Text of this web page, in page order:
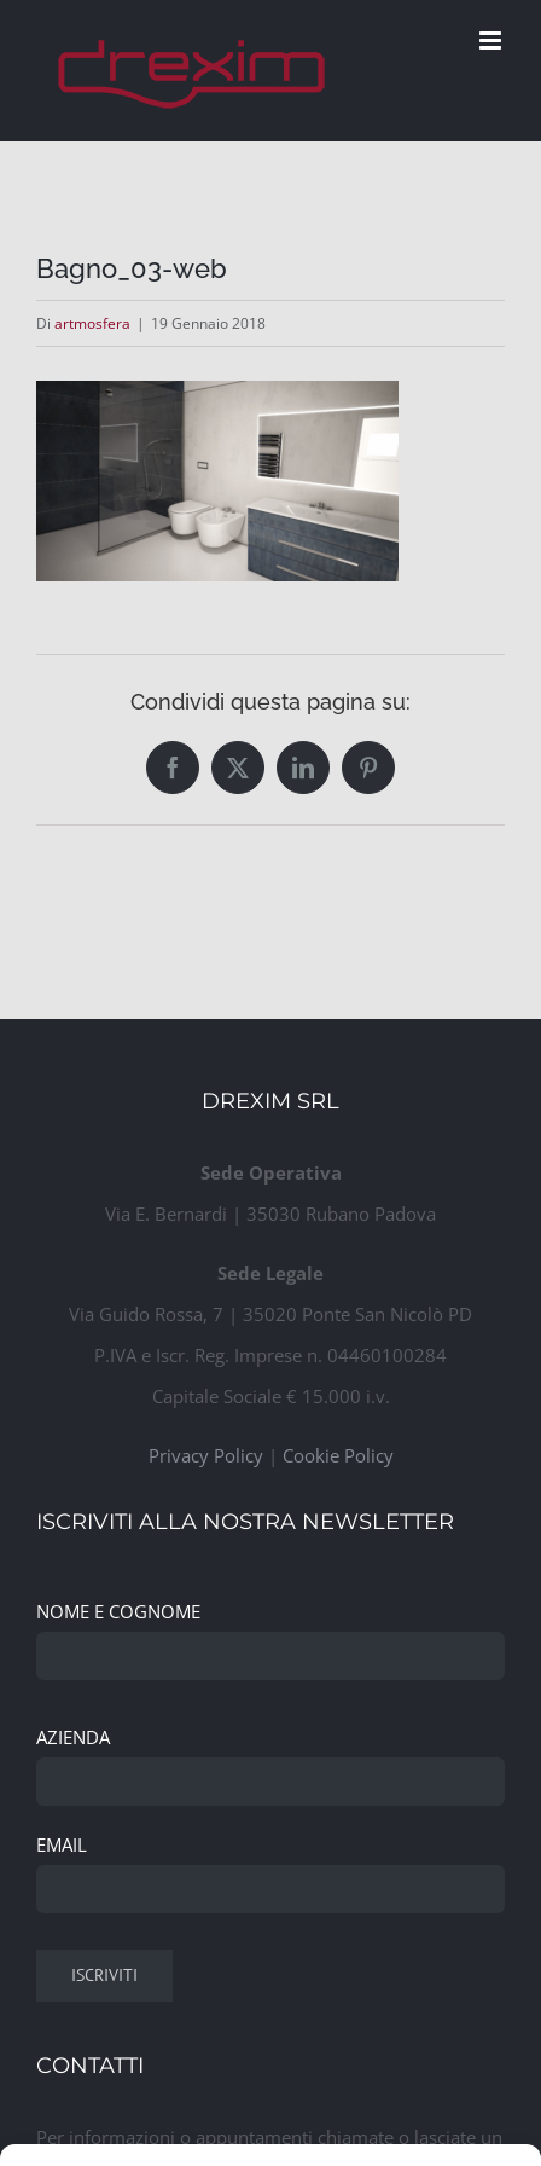
Bagno_03-web
Di artmosfera | 19 Gennaio 2018
Condividi questa pagina su:
FacebookTwitterLinkedInPinterest
DREXIM SRL
Sede Operativa
Via E. Bernardi | 35030 Rubano Padova
Sede Legale
Via Guido Rossa, 7 | 35020 Ponte San Nicolò PD
P.IVA e Iscr. Reg. Imprese n. 04460100284
Capitale Sociale € 15.000 i.v.
Privacy Policy| Cookie Policy
ISCRIVITI ALLA NOSTRA NEWSLETTER
NOME E COGNOME
AZIENDA
EMAIL
CONTATTI
Per informazioni o appuntamenti chiamate o lasciate un